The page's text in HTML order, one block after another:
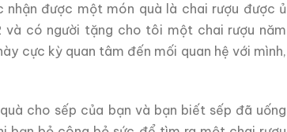
nhận được một món quà là chai rượu được ủ
và có người tặng cho tôi một chai rượu năm
cực kỳ quan tâm đến mối quan hệ với mình,
cho sếp của bạn và bạn biết sếp đã uống